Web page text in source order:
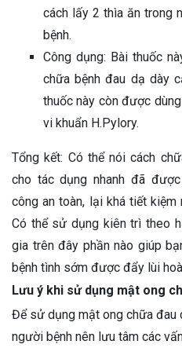
cách lấy 2 thìa ăn trong
bệnh.
Công dụng: Bài thuốc
chữa bệnh đau dạ dày
thuốc này còn được
vi khuẩn H.Pylory.
Tổng kết: Có thể nói cách
cho tác dụng nhanh đã
công an toàn, lại khá tiết kiệm
Có thể sử dụng kiên trì theo
gia trên đây phần nào giúp
bệnh tình sớm được đẩy lùi
Lưu ý khi sử dụng mật ong
Để sử dụng mật ong chữa đau
người bệnh nên lưu tâm các